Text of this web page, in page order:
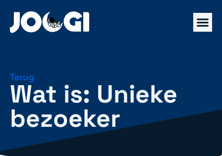
Terug
Wat is: Unieke
bezoeker